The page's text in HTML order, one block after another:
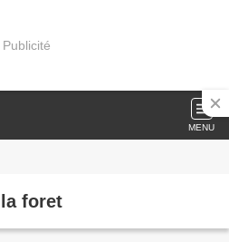
Publicité
MENU
foret